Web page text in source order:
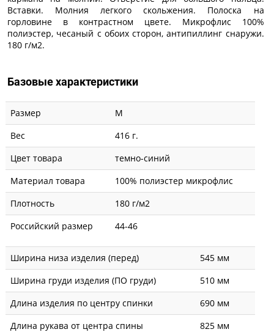
Вставки. Молния легкого скольжения. Полоска на
горловине в контрастном цвете. Микрофлис 100%
полиэстер, чесаный с обоих сторон, антипиллинг снаружи.
180 г/м2.
Базовые характеристики
Размер
M
Вес
416 г.
Цвет товара
темно-синий
Материал товара
100% полиэстер микрофлис
Плотность
180 г/м2
Российский размер
44-46
Ширина низа изделия (перед)
545 мм
Ширина груди изделия (ПО груди)
510 мм
Длина изделия по центру спинки
690 мм
Длина рукава от центра спины
825 мм